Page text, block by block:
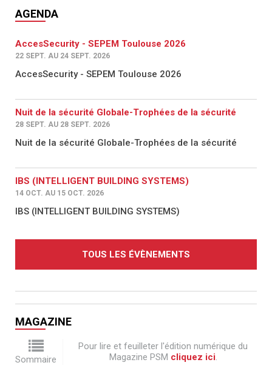
AGENDA
AccesSecurity - SEPEM Toulouse 2026
22 SEPT. AU 24 SEPT. 2026
AccesSecurity - SEPEM Toulouse 2026
Nuit de la sécurité Globale-Trophées de la sécurité
28 SEPT. AU 28 SEPT. 2026
Nuit de la sécurité Globale-Trophées de la sécurité
IBS (INTELLIGENT BUILDING SYSTEMS)
14 OCT. AU 15 OCT. 2026
IBS (INTELLIGENT BUILDING SYSTEMS)
TOUS LES ÉVÈNEMENTS
MAGAZINE
Sommaire
Pour lire et feuilleter l'édition numérique du
Magazine PSM cliquez ici.